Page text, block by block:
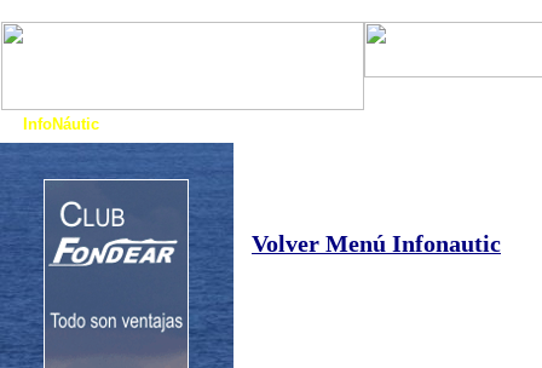
InfoNáutic
Volver Menú Infonautic